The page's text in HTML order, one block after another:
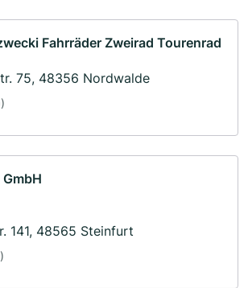
Fahrräder Zweirad Tourenrad
75, 48356 Nordwalde
141, 48565 Steinfurt